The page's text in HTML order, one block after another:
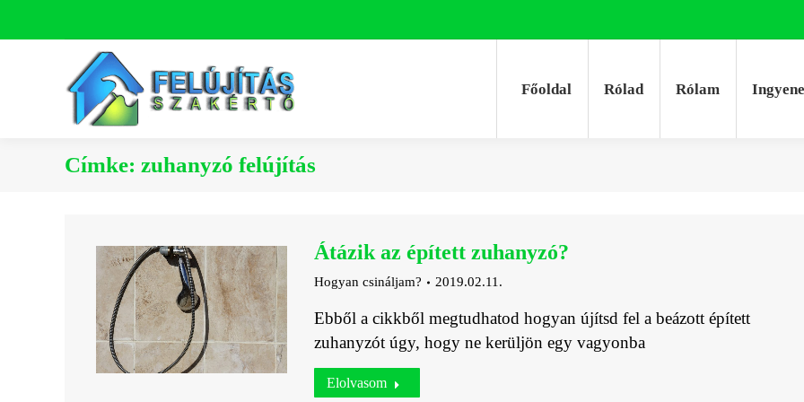
Főoldal Rólad Rólam
Címke: zuhanyzó felújítás
Átázik az épített zuhanyzó?
Hogyan csináljam? 2019.02.11.
Ebből a cikkből megtudhatod hogyan újítsd fel a beázott épített
zuhanyzót úgy, hogy ne kerüljön egy vagyonba
Elolvasom